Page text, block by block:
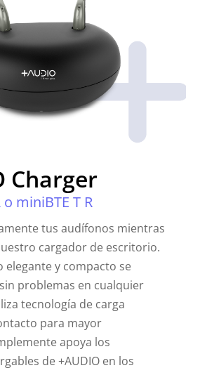
Charger
o miniBTE T R
tus audífonos mientras
cargador de escritorio.
elegante y compacto se
problemas en cualquier
tecnología de carga
para mayor
apoya los
de +AUDIO en los